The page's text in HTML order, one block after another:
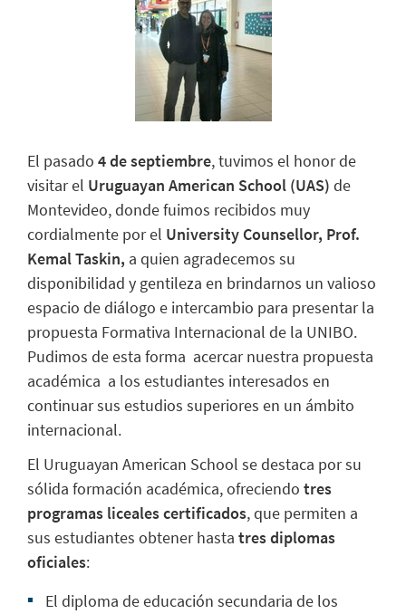
El pasado 4 de septiembre, tuvimos el honor de
visitar el Uruguayan American School (UAS) de
Montevideo, donde fuimos recibidos muy
cordialmente por el University Counsellor, Prof.
Kemal Taskin, a quien agradecemos su
disponibilidad y gentileza en brindarnos un valioso
espacio de diálogo e intercambio para presentar la
propuesta Formativa Internacional de la UNIBO.
Pudimos de esta forma acercar nuestra propuesta
académica a los estudiantes interesados en
continuar sus estudios superiores en un ámbito
internacional.
El Uruguayan American School se destaca por su
sólida formación académica, ofreciendo tres
programas liceales certificados, que permiten a
sus estudiantes obtener hasta tres diplomas
oficiales:
El diploma de educación secundaria de los